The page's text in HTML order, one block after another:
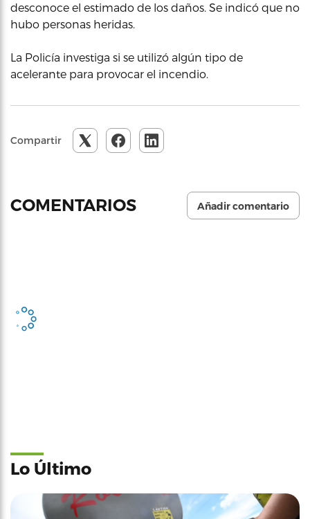
desconoce el estimado de los daños. Se indicó que no
hubo personas heridas.
La Policía investiga si se utilizó algún tipo de
acelerante para provocar el incendio.
Compartir
COMENTARIOS Añadir comentario
Lo Último